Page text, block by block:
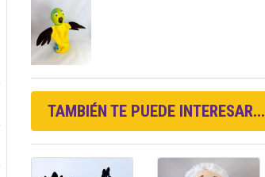
TAMBIÉN TE PUEDE INTERESAR...